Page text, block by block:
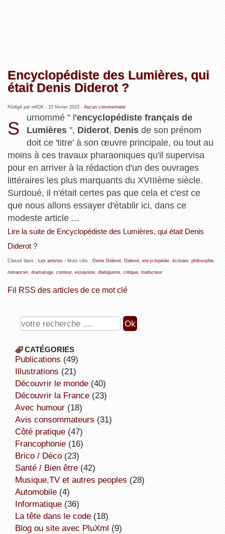
Encyclopédiste des Lumières, qui
était Denis Diderot ?
Rédigé par refOK - 15 février 2023- Aucun commentaire
S
urnommé " l'encyclopédiste français de
Lumières ", Diderot, Denis de son prénom
doit ce 'titre' à son œuvre principale, ou tout au
moins à ces travaux pharaoniques qu'il supervisa
pour en arriver à la rédaction d'un des ouvrages
littéraires les plus marquants du XVIIIème siècle.
Surdoué, il n'était certes pas que cela et c'est ce
que nous allons essayer d'établir ici, dans ce
modeste article ...
Lire la suite de Encyclopédiste des Lumières, qui était Denis
Diderot ?
Classé dans : Les artistes- Mots clés : Denis Diderot, Diderot, encyclopédie, écrivain, philosophe,
romancier, dramatuge, conteur, essayiste, dialoguiste, critique, traducteur
Fil RSS des articles de ce mot clé
CATÉGORIES
publications (49)
illustrations (21)
découvrir le monde(40)
découvrir la France(23)
avec humour(18)
avis consommateurs (31)
côté pratique(47)
Francophonie(16)
Brico / Déco(23)
Santé / Bien être(42)
Musique,TV et autres peoples (28)
Automobile(4)
informatique(36)
la tête dans le code(18)
Blog ou site avec PluXml (9)